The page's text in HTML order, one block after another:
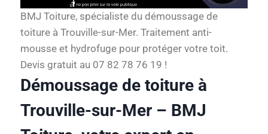
BMJ Toiture, spécialiste du démoussage de
toiture à Trouville-sur-Mer. Traitement anti-
mousse et hydrofuge pour protéger votre toit.
Devis gratuit au 07 82 78 76 19 !
Démoussage de toiture à
Trouville-sur-Mer – BMJ